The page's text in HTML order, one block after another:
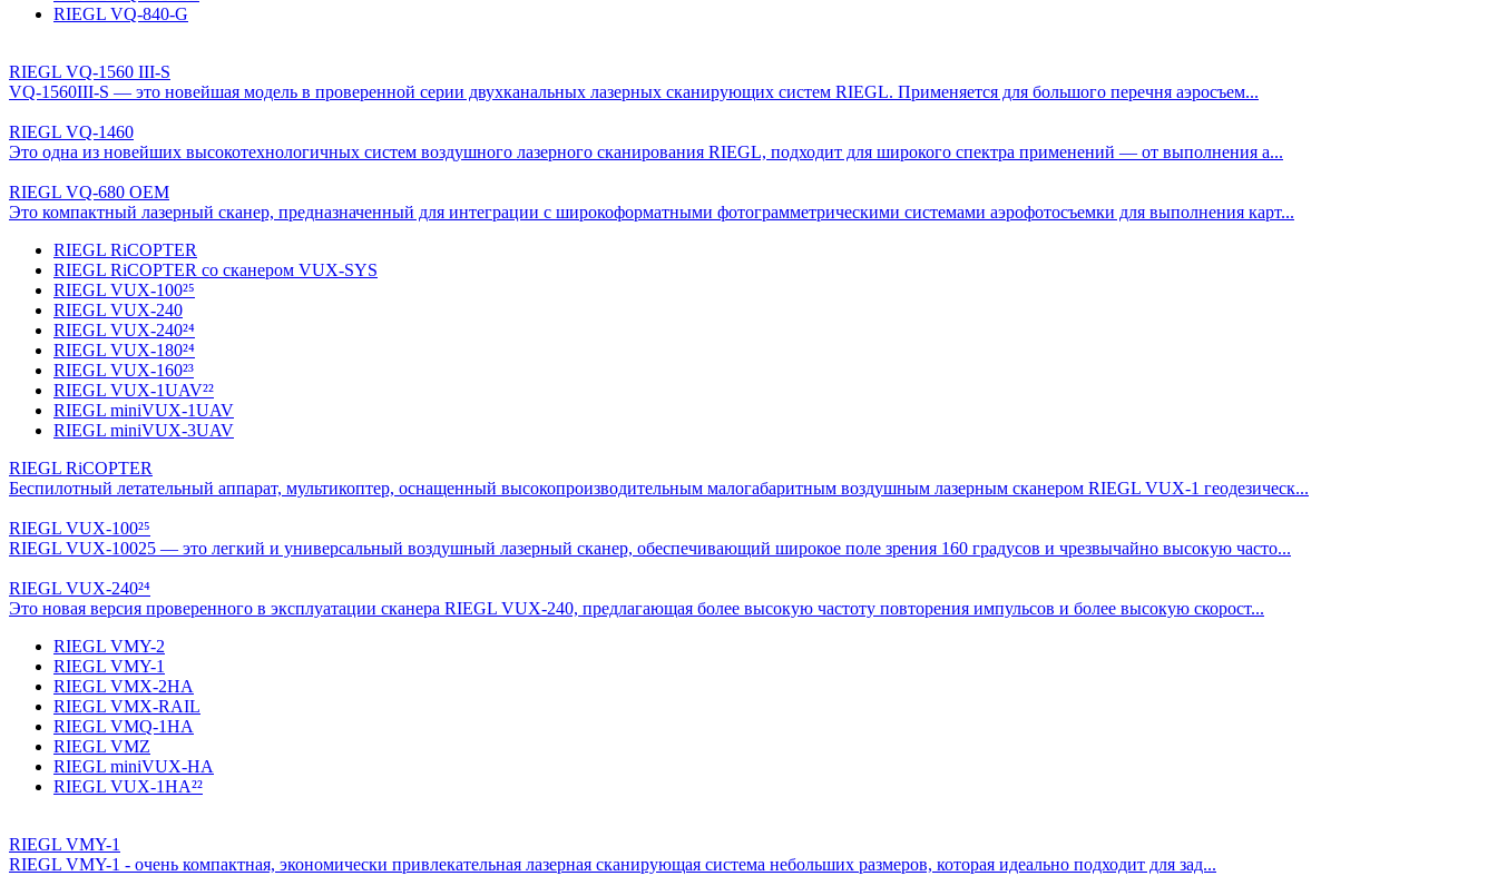
RIEGL VQ-840-G
RIEGL VQ-1560 III-S
VQ-1560III-S — это новейшая модель в проверенной серии двухканальных лазерных сканирующих систем RIEGL. Применяется для большого перечня аэросъем...
RIEGL VQ-1460
Это одна из новейших высокотехнологичных систем воздушного лазерного сканирования RIEGL, подходит для широкого спектра применений — от выполнения а...
RIEGL VQ-680 OEM
Это компактный лазерный сканер, предназначенный для интеграции с широкоформатными фотограмметрическими системами аэрофотосъемки для выполнения карт...
RIEGL RiCOPTER
RIEGL RiCOPTER со сканером VUX-SYS
RIEGL VUX-100²⁵
RIEGL VUX-240
RIEGL VUX-240²⁴
RIEGL VUX-180²⁴
RIEGL VUX-160²³
RIEGL VUX-1UAV²²
RIEGL miniVUX-1UAV
RIEGL miniVUX-3UAV
RIEGL RiCOPTER
Беспилотный летательный аппарат, мультикоптер, оснащенный высокопроизводительным малогабаритным воздушным лазерным сканером RIEGL VUX-1 геодезическ...
RIEGL VUX-100²⁵
RIEGL VUX-10025 — это легкий и универсальный воздушный лазерный сканер, обеспечивающий широкое поле зрения 160 градусов и чрезвычайно высокую часто...
RIEGL VUX-240²⁴
Это новая версия проверенного в эксплуатации сканера RIEGL VUX-240, предлагающая более высокую частоту повторения импульсов и более высокую скорост...
RIEGL VMY-2
RIEGL VMY-1
RIEGL VMX-2HA
RIEGL VMX-RAIL
RIEGL VMQ-1HA
RIEGL VMZ
RIEGL miniVUX-HA
RIEGL VUX-1HA²²
RIEGL VMY-1
RIEGL VMY-1 - очень компактная, экономически привлекательная лазерная сканирующая система небольших размеров, которая идеально подходит для зад...